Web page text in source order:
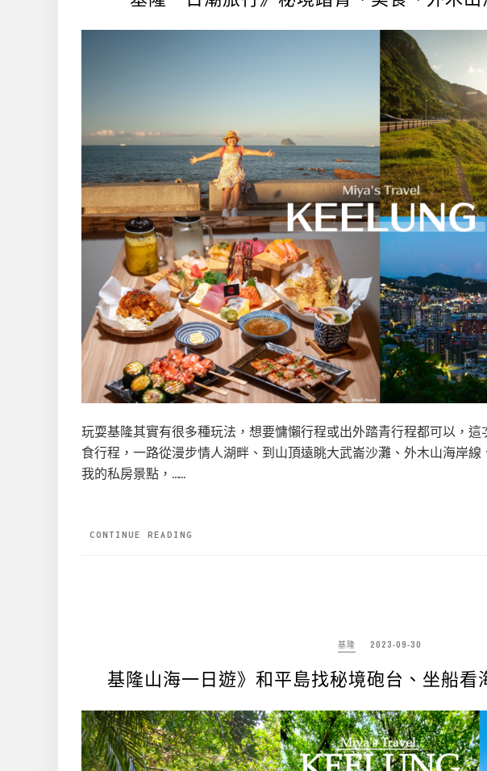
玩耍基隆其實有很多種玩法，想要慵懶行程或出外踏青行程都可以，
食行程，一路從漫步情人湖畔、到山頂遠眺大武崙沙灘、外木山海岸線
我的私房景點，……
CONTINUE READING
基隆 2023-09-30
基隆山海一日遊》和平島找秘境砲台、坐船